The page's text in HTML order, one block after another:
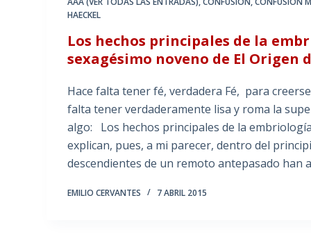
HAECKEL
Los hechos principales de la
sexagésimo noveno de El Origen
Hace falta tener fé, verdadera Fé, para
falta tener verdaderamente lisa y roma la
algo: Los hechos principales de la
explican, pues, a mi parecer, dentro del
descendientes de un remoto antepasado
EMILIO CERVANTES 7 ABRIL 2015